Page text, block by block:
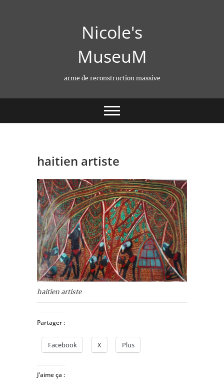
Nicole's
MuseuM
arme de reconstruction massive
haitien artiste
haitien artiste
Partager :
Facebook X Plus
J’aime ça :